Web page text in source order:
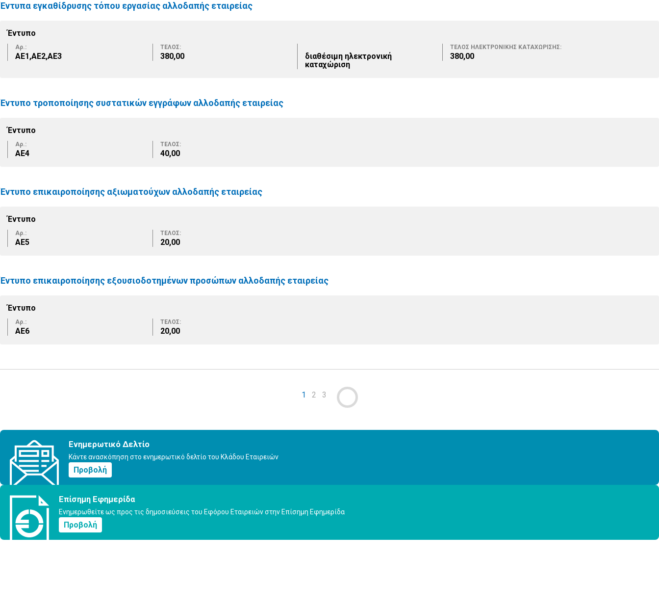
Έντυπα εγκαθίδρυσης τόπου εργασίας αλλοδαπής εταιρείας
Έντυπο
Αρ.:
ΑΕ1,ΑΕ2,ΑΕ3
ΤΕΛΟΣ:
380,00
διαθέσιμη ηλεκτρονική
καταχώριση
ΤΕΛΟΣ ΗΛΕΚΤΡΟΝΙΚΗΣ ΚΑΤΑΧΩΡΙΣΗΣ:
380,00
Έντυπο τροποποίησης συστατικών εγγράφων αλλοδαπής εταιρείας
Έντυπο
Αρ.:
ΑΕ4
ΤΕΛΟΣ:
40,00
Έντυπο επικαιροποίησης αξιωματούχων αλλοδαπής εταιρείας
Έντυπο
Αρ.:
ΑΕ5
ΤΕΛΟΣ:
20,00
Έντυπο επικαιροποίησης εξουσιοδοτημένων προσώπων αλλοδαπής εταιρείας
Έντυπο
Αρ.:
ΑΕ6
ΤΕΛΟΣ:
20,00
1 2 3
Ενημερωτικό Δελτίο
Κάντε ανασκόπηση στο ενημερωτικό δελτίο του Κλάδου Εταιρειών
Προβολή
Επίσημη Εφημερίδα
Ενημερωθείτε ως προς τις δημοσιεύσεις του Εφόρου Εταιρειών στην Επίσημη Εφημερίδα
Προβολή